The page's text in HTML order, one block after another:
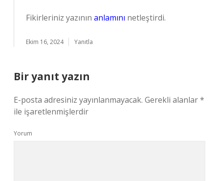
Fikirleriniz yazının anlamını netleştirdi.
Ekim 16, 2024 Yanıtla
Bir yanıt yazın
E-posta adresiniz yayınlanmayacak. Gerekli alanlar*
ile işaretlenmişlerdir
Yorum